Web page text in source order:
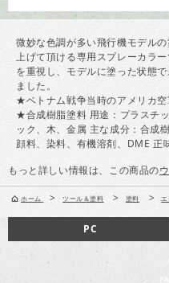
微妙な色調が多い飛行機モデル
上げて頂ける専用スプレーカラ
を重視し、モデルに塗った状態
ました。
★ベトナム戦争当時のアメリカ
★合成樹脂塗料 用途：プラスチ
ック、木、金属 主な成分：合成
顔料、染料、有機溶剤、DME 正
もっと詳しい情報は、この商品の
ホーム > ツール＆塗料 > 塗料 >
PC